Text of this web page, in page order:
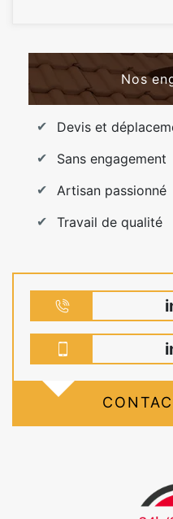
Nos
Devis et
Sans engagement
Artisan passionné
Travail de qualité